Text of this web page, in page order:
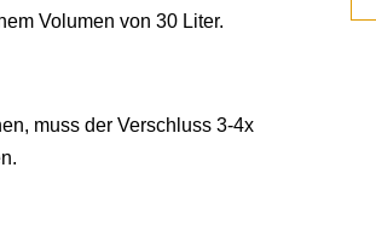
Volumen von 30 Liter.
muss der Verschluss 3-4x